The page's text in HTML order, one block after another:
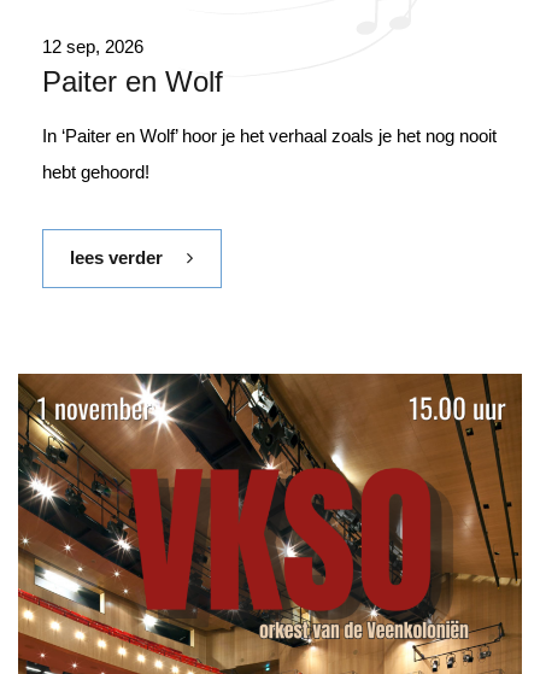
12 sep, 2026
Paiter en Wolf
In ‘Paiter en Wolf’ hoor je het verhaal zoals je het nog nooit
hebt gehoord!
lees verder